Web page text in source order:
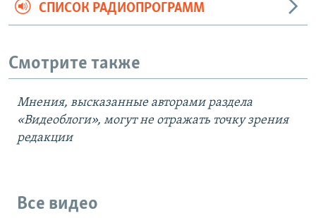
СПИСОК РАДИОПРОГРАММ
Смотрите также
Мнения, высказанные авторами раздела
«Видеоблоги», могут не отражать точку зрения
редакции
Все видео